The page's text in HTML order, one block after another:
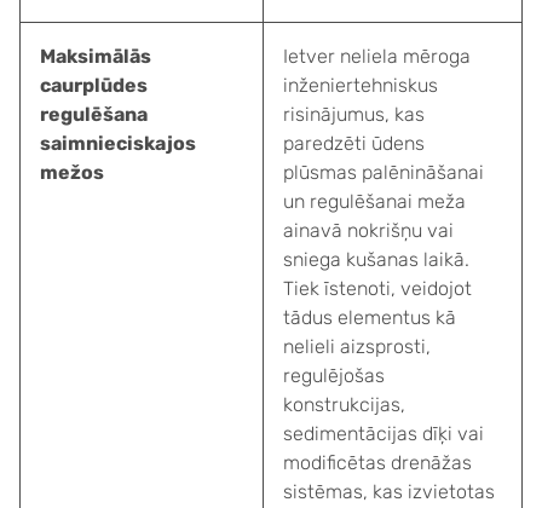
Maksimālās
caurplūdes
regulēšana
saimnieciskajos
mežos
Ietver neliela mēroga
inženiertehniskus
risinājumus, kas
paredzēti ūdens
plūsmas palēnināšanai
un regulēšanai meža
ainavā nokrišņu vai
sniega kušanas laikā.
Tiek īstenoti, veidojot
tādus elementus kā
nelieli aizsprosti,
regulējošas
konstrukcijas,
sedimentācijas dīķi vai
modificētas drenāžas
sistēmas, kas izvietotas